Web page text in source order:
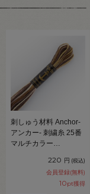
刺しゅう材料 Anchor-
アンカー- 刺繍糸 25番
マルチカラー
220 円 (税込)
会員登録(無料)
10pt獲得